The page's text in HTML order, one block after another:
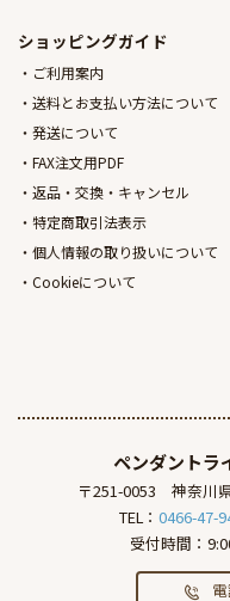
ショッピングガイド
ご利用案内
送料とお支払い方法について
発送について
FAX注文用PDF
返品・交換・キャンセル
特定商取引法表示
個人情報の取り扱いについて
Cookieについて
ペンダントラ
〒251-0053 神奈川
TEL： 0466-47-
受付時間：